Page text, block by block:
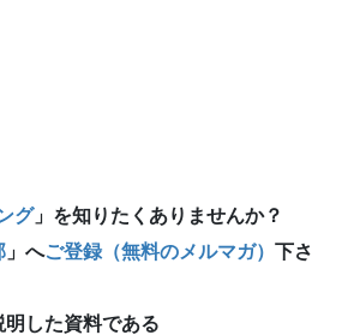
グ」 を知りたくありませんか？
」へご登録（無料のメルマガ） 下さ
した資料である